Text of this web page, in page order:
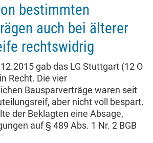
bestimmten
auch bei älterer
rechtswidrig
gab das LG Stuttgart (12 O
Recht. Die vier
Bausparverträge waren seit
aber nicht voll bespart.
der Beklagten eine Absage,
auf § 489 Abs. 1 Nr. 2 BGB